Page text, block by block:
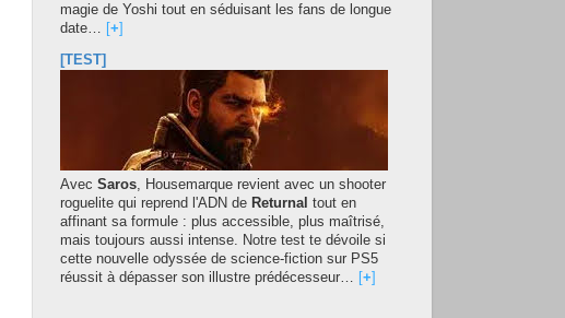
magie de Yoshi tout en séduisant les fans de longue
date… [+]
[TEST]
Avec Saros, Housemarque revient avec un shooter
roguelite qui reprend l'ADN de Returnal tout en
affinant sa formule : plus accessible, plus maîtrisé,
mais toujours aussi intense. Notre test te dévoile si
cette nouvelle odyssée de science-fiction sur PS5
réussit à dépasser son illustre prédécesseur…
+